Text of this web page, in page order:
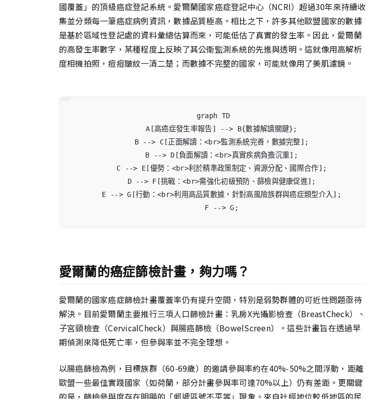
國覆蓋」的頂級癌症登記系統。愛爾蘭國家癌症登記中心（NCRI）超過30年來持續收
集並分類每一筆癌症病例資訊，數據品質極高。相比之下，許多其他歐盟國家的數據
是基於區域性登記處的資料彙總估算而來，可能低估了真實的發生率。因此，愛爾蘭
的高發生率數字，某種程度上反映了其公衛監測系統的先進與透明。這就像用高解析
度相機拍照，痘痘皺紋一清二楚；而數據不完整的國家，可能就像用了美肌濾鏡。
graph TD
    A[高癌症發生率報告] --> B{數據解讀關鍵};
    B --> C[正面解讀：<br>監測系統完善，數據完整];
    B --> D[負面解讀：<br>真實疾病負擔沉重];
    C --> E[優勢：<br>利於精準政策制定、資源分配、國際合作];
    D --> F[挑戰：<br>需強化初級預防、篩檢與健康促進];
    E --> G[行動：<br>利用高品質數據，針對高風險族群與癌症類型介入];
    F --> G;
愛爾蘭的癌症篩檢計畫，夠力嗎？
愛爾蘭的國家癌症篩檢計畫覆蓋率仍有提升空間，特別是弱勢群體的可近性問題亟待
解決。目前愛爾蘭主要推行三項人口篩檢計畫：乳房X光攝影檢查（BreastCheck）、
子宮頸檢查（CervicalCheck）與腸癌篩檢（BowelScreen）。這些計畫旨在透過早
期偵測來降低死亡率，但參與率並不完全理想。
以腸癌篩檢為例，目標族群（60-69歲）的邀請參與率約在40%-50%之間浮動，距離
歐盟一些最佳實踐國家（如荷蘭，部分計畫參與率可達70%以上）仍有差距。更關鍵
的是，篩檢參與度存在明顯的「郵遞區號不平等」現象。來自社經地位較低地區的民